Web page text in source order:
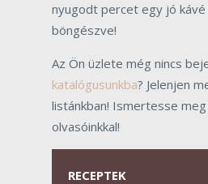
nyugodt percet egy jó
böngészve!
Az Ön üzlete még nincs
katalógusunkba? Jelenjen
listánkban! Ismertesse
olvasóinkkal!
RECEPTEK